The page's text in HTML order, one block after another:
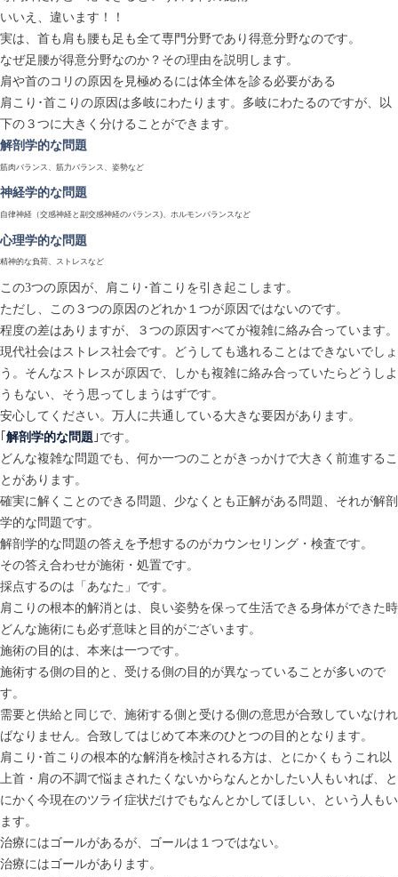
いいえ、違います！！
実は、首も肩も腰も足も全て専門分野であり得意分野なのです。
なぜ足腰が得意分野なのか？その理由を説明します。
肩や首のコリの原因を見極めるには体全体を診る必要がある
肩こり･首こりの原因は多岐にわたります。多岐にわたるのですが、以
下の３つに大きく分けることができます。
解剖学的な問題
筋肉バランス、筋力バランス、姿勢など
神経学的な問題
自律神経（交感神経と副交感神経のバランス)、ホルモンバランスなど
心理学的な問題
精神的な負荷、ストレスなど
この3つの原因が、肩こり･首こりを引き起こします。
ただし、この３つの原因のどれか１つが原因ではないのです。
程度の差はありますが、３つの原因すべてが複雑に絡み合っています。
現代社会はストレス社会です。どうしても逃れることはできないでしょ
う。そんなストレスが原因で、しかも複雑に絡み合っていたらどうしよ
うもない、そう思ってしまうはずです。
安心してください。万人に共通している大きな要因があります。
｢ 解剖学的な問題 ｣です。
どんな複雑な問題でも、何か一つのことがきっかけで大きく前進するこ
とがあります。
確実に解くことのできる問題、少なくとも正解がある問題、それが解剖
学的な問題です。
解剖学的な問題の答えを予想するのがカウンセリング・検査です。
その答え合わせが施術・処置です。
採点するのは「あなた」です。
肩こりの根本的解消とは、良い姿勢を保って生活できる身体ができた時
どんな施術にも必ず意味と目的がございます。
施術の目的は、本来は一つです。
施術する側の目的と、受ける側の目的が異なっていることが多いので
す。
需要と供給と同じで、施術する側と受ける側の意思が合致していなけれ
ばなりません。合致してはじめて本来のひとつの目的となります。
肩こり･首こりの根本的な解消を検討される方は、とにかくもうこれ以
上首・肩の不調で悩まされたくないからなんとかしたい人もいれば、と
にかく今現在のツライ症状だけでもなんとかしてほしい、という人もい
ます。
治療にはゴールがあるが、ゴールは１つではない。
治療にはゴールがあります。